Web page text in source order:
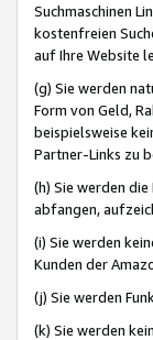
Suchmaschinen
kostenfreien
auf Ihre Website
(g) Sie werden
Form von Geld,
beispielsweise
Partner-Links zu
(h) Sie werden
abfangen,
(i) Sie werden
Kunden der
(j) Sie werden
(k) Sie werden